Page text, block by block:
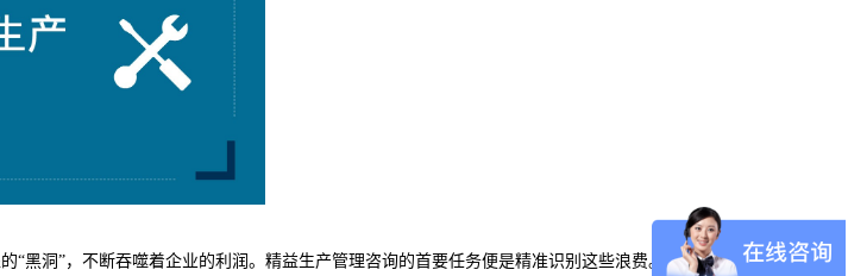
黑洞”，不断吞噬着企业的利润。精益生产管理咨询的首要任务便是精准识别这些浪费。